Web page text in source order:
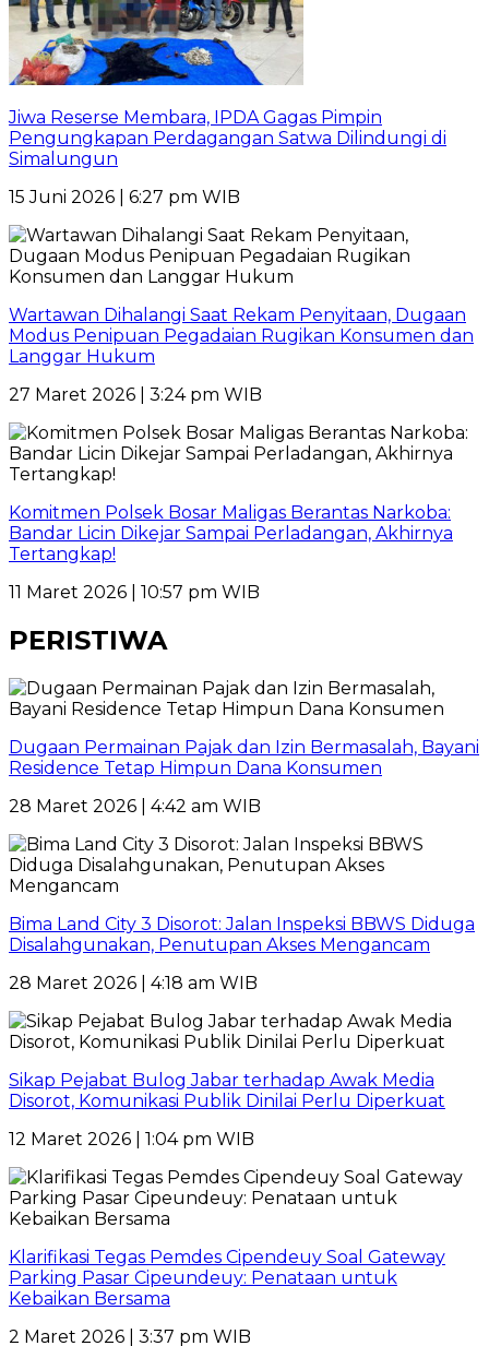
Jiwa Reserse Membara, IPDA Gagas Pimpin
Pengungkapan Perdagangan Satwa Dilindungi di
Simalungun
15 Juni 2026 | 6:27 pm WIB
Wartawan Dihalangi Saat Rekam Penyitaan, Dugaan
Modus Penipuan Pegadaian Rugikan Konsumen dan
Langgar Hukum
27 Maret 2026 | 3:24 pm WIB
Komitmen Polsek Bosar Maligas Berantas Narkoba:
Bandar Licin Dikejar Sampai Perladangan, Akhirnya
Tertangkap!
11 Maret 2026 | 10:57 pm WIB
PERISTIWA
Dugaan Permainan Pajak dan Izin Bermasalah, Bayani
Residence Tetap Himpun Dana Konsumen
28 Maret 2026 | 4:42 am WIB
Bima Land City 3 Disorot: Jalan Inspeksi BBWS Diduga
Disalahgunakan, Penutupan Akses Mengancam
28 Maret 2026 | 4:18 am WIB
Sikap Pejabat Bulog Jabar terhadap Awak Media
Disorot, Komunikasi Publik Dinilai Perlu Diperkuat
12 Maret 2026 | 1:04 pm WIB
Klarifikasi Tegas Pemdes Cipendeuy Soal Gateway
Parking Pasar Cipeundeuy: Penataan untuk
Kebaikan Bersama
2 Maret 2026 | 3:37 pm WIB